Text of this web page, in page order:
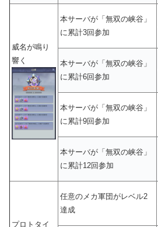
威名が鳴り
響く
本サーバが「無双の峡谷」
に累計3回参加
本サーバが「無双の峡谷」
に累計6回参加
本サーバが「無双の峡谷」
に累計9回参加
本サーバが「無双の峡谷」
に累計12回参加
プロトタイ
任意のメカ軍団がレベル2
達成